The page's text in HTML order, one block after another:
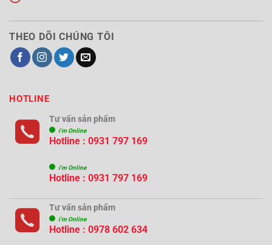
THEO DÕI CHÚNG TÔI
HOTLINE
Tư vấn sản phẩm
i'm Online
Hotline : 0931 797 169
i'm Online
Hotline : 0931 797 169
Tư vấn sản phẩm
i'm Online
Hotline : 0978 602 634